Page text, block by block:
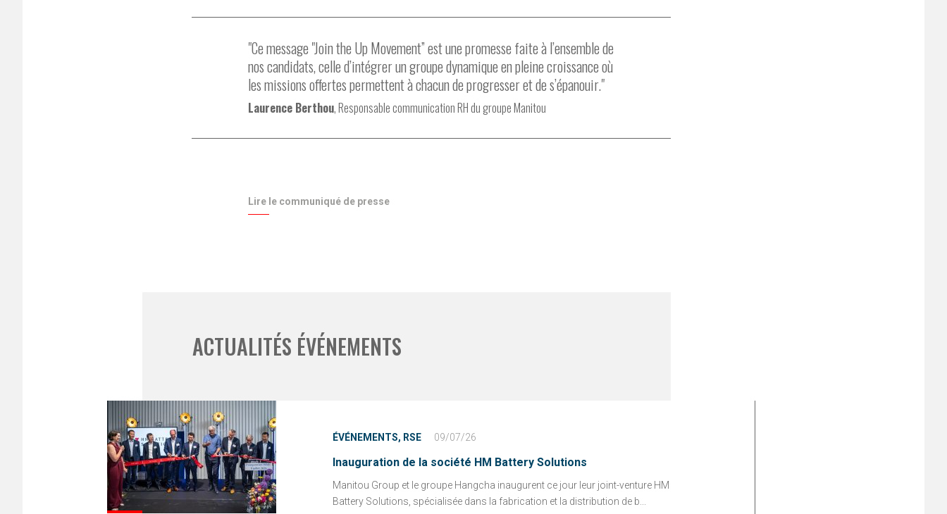
"Ce message "Join the Up Movement” est une promesse faite à l’ensemble de
nos candidats, celle d’intégrer un groupe dynamique en pleine croissance où
les missions offertes permettent à chacun de progresser et de s’épanouir."
Laurence Berthou, Responsable communication RH du groupe Manitou
Lire le communiqué de presse
ACTUALITÉS ÉVÉNEMENTS
ÉVÉNEMENTS, RSE 09/07/26
Inauguration de la société HM Battery Solutions
Manitou Group et le groupe Hangcha inaugurent ce jour leur joint-venture HM
Battery Solutions, spécialisée dans la fabrication et la distribution de b...